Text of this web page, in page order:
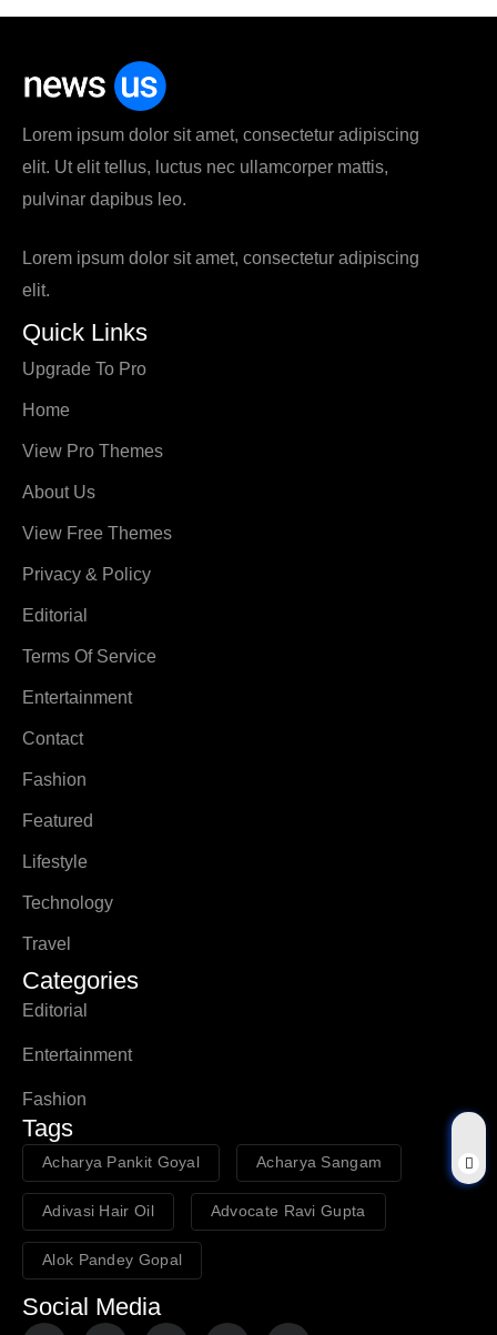
Lorem ipsum dolor sit amet, consectetur adipiscing
elit. Ut elit tellus, luctus nec ullamcorper mattis,
pulvinar dapibus leo.
Lorem ipsum dolor sit amet, consectetur adipiscing
elit.
Quick Links
Upgrade To Pro
Home
View Pro Themes
About Us
View Free Themes
Privacy & Policy
Editorial
Terms Of Service
Entertainment
Contact
Fashion
Featured
Lifestyle
Technology
Travel
Categories
Editorial
Entertainment
Fashion
Tags
Acharya Pankit Goyal Acharya Sangam
Adivasi Hair Oil Advocate Ravi Gupta
Alok Pandey Gopal
Social Media